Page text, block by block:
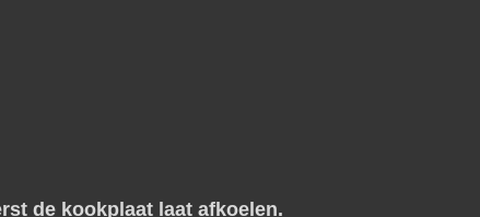
de kookplaat laat afkoelen.